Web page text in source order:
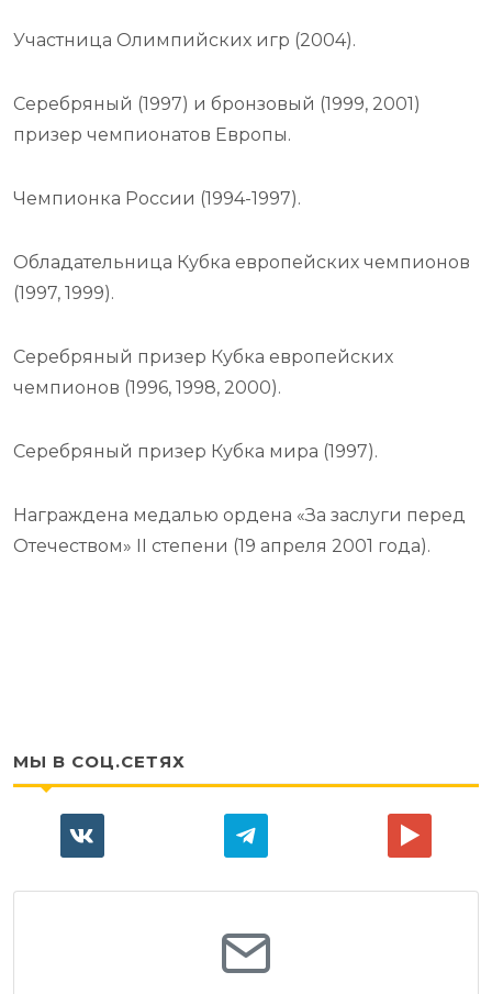
Участница Олимпийских игр (2004).
Серебряный (1997) и бронзовый (1999, 2001)
призер чемпионатов Европы.
Чемпионка России (1994-1997).
Обладательница Кубка европейских чемпионов
(1997, 1999).
Серебряный призер Кубка европейских
чемпионов (1996, 1998, 2000).
Серебряный призер Кубка мира (1997).
Награждена медалью ордена «За заслуги перед
Отечеством» II степени (19 апреля 2001 года).
МЫ В СОЦ.СЕТЯХ